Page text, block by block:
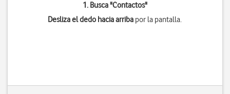
1. Busca "Contactos"
Desliza el dedo hacia arriba por la pantalla.